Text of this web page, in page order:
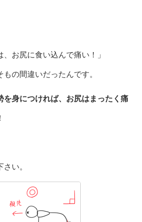
、お尻に食い込んで痛い！」
の間違いだったんです。
を身につければ、お尻はまったく痛
い。